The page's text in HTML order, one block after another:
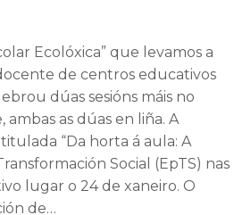
Ecolóxica” que levamos a
de centros educativos
dúas sesións máis no
as dúas en liña. A
“Da horta á aula: A
Social (EpTS) nas
lugar o 24 de xaneiro. O
de…